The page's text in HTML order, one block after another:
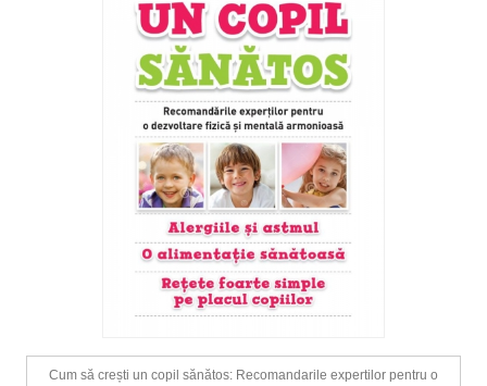
Cum să crești un copil sănătos: Recomandarile expertilor pentru o